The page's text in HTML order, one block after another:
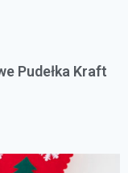
Pudełka Kraft